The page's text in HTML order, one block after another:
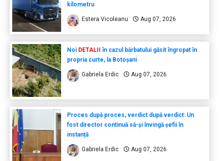
kilometru
Estera Vicoleanu Aug 07, 2026
Noi DETALIIîn cazul bărbatului găsit îngropat în
propria curte, la Botoșani
Gabriela Erdic Aug 07, 2026
Proces după proces, verdict după verdict: Un
fost director continuă să-și învingă șefii în
instanță
Gabriela Erdic Aug 07, 2026